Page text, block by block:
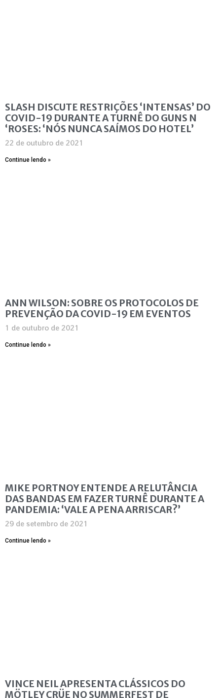
SLASH DISCUTE RESTRIÇÕES ‘INTENSAS’ DO
COVID-19 DURANTE A TURNÊ DO GUNS N
‘ROSES: ‘NÓS NUNCA SAÍMOS DO HOTEL’
22 de outubro de 2021
Continue lendo »
ANN WILSON: SOBRE OS PROTOCOLOS DE
PREVENÇÃO DA COVID-19 EM EVENTOS
1 de outubro de 2021
Continue lendo »
MIKE PORTNOY ENTENDE A RELUTÂNCIA
DAS BANDAS EM FAZER TURNÊ DURANTE A
PANDEMIA: ‘VALE A PENA ARRISCAR?’
29 de setembro de 2021
Continue lendo »
VINCE NEIL APRESENTA CLÁSSICOS DO
MÖTLEY CRÜE NO SUMMERFEST DE